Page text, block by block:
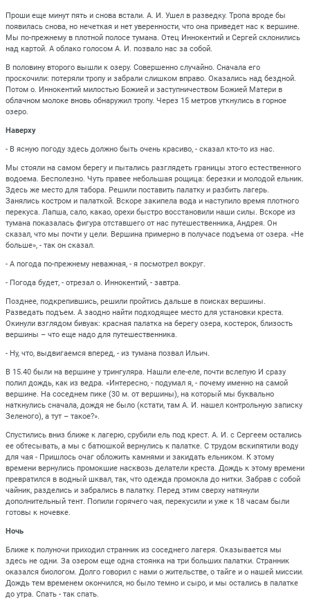
Проши еще минут пять и снова встали. А. И. Ушел в разведку. Тропа вроде бы
появилась снова, но нечеткая и нет уверенности, что она приведет нас к вершине.
Мы по-прежнему в плотной полосе тумана. Отец Иннокентий и Сергей склонились
над картой. А облако голосом А. И. позвало нас за собой.
В половину второго вышли к озеру. Совершенно случайно. Сначала его
проскочили: потеряли тропу и забрали слишком вправо. Оказались над бездной.
Потом о. Иннокентий милостью Божией и заступничеством Божией Матери в
облачном молоке вновь обнаружил тропу. Через 15 метров уткнулись в горное
озеро.
Наверху
- В ясную погоду здесь должно быть очень красиво, - сказал кто-то из нас.
Мы стояли на самом берегу и пытались разглядеть границы этого естественного
водоема. Бесполезно. Чуть правее небольшая рощица: березки и молодой ельник.
Здесь же место для табора. Решили поставить палатку и разбить лагерь.
Занялись костром и палаткой. Вскоре закипела вода и наступило время плотного
перекуса. Лапша, сало, какао, орехи быстро восстановили наши силы. Вскоре из
тумана показалась фигура отставшего от нас путешественника, Андрея. Он
сказал, что мы почти у цели. Вершина примерно в получасе подъема от озера. «Не
больше», - так он сказал.
- А погода по-прежнему неважная, - я посмотрел вокруг.
- Погода будет, - отрезал о. Иннокентий, - завтра.
Позднее, подкрепившись, решили пройтись дальше в поисках вершины.
Разведать подъем. А заодно найти подходящее место для установки креста.
Окинули взглядом бивуак: красная палатка на берегу озера, костерок, близость
вершины – что еще надо для путешественника.
- Ну, что, выдвигаемся вперед, - из тумана позвал Ильич.
В 15.40 были на вершине у трингуляра. Нашли еле-еле, почти вслепую И сразу
полил дождь, как из ведра. «Интересно, - подумал я, - почему именно на самой
вершине. На соседнем пике (30 м. от вершины), на который мы буквально
наткнулись сначала, дождя не было (кстати, там А. И. нашел контрольную записку
Зеленого), а тут – такое?».
Спустились вниз ближе к лагерю, срубили ель под крест. А. И. с Сергеем остались
ее обтесывать, а мы с батюшкой вернулись к палатке. С трудом вскипятили воду
для чая - Пришлось очаг обложить камнями и закидать ельником. К этому
времени вернулись промокшие насквозь делатели креста. Дождь к этому времени
превратился в водный шквал, так, что одежда промокла до нитки. Забрав с собой
чайник, разделись и забрались в палатку. Перед этим сверху натянули
дополнительный тент. Попили горячего чая, перекусили и уже к 18 часам были
готовы к ночевке.
Ночь
Ближе к полуночи приходил странник из соседнего лагеря. Оказывается мы
здесь не одни. За озером еще одна стоянка на три больших палатки. Странник
оказался биологом. Долго говорил с нами о жительстве, о тайге и о нашей миссии.
Дождь тем временем окончился, но было темно и сыро, и мы остались в палатке
до утра. Спать - так спать.